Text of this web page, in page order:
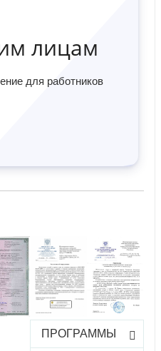
лицам
для работников
ПРОГРАММЫ